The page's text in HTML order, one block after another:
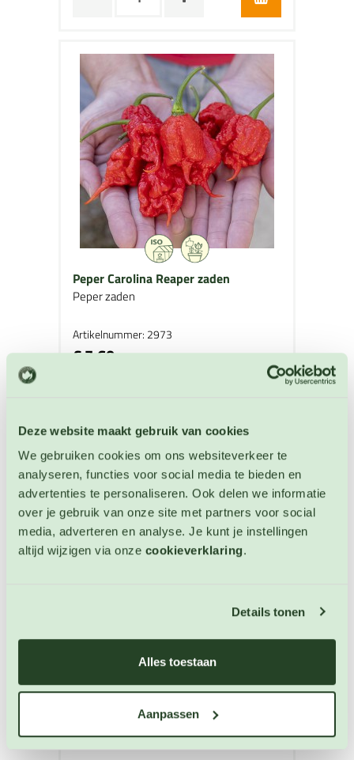
Deze website maakt gebruik van cookies
We gebruiken cookies om ons websiteverkeer te
analyseren, functies voor social media te bieden en
advertenties te personaliseren. Ook delen we informatie
over je gebruik van onze site met partners voor social
media, adverteren en analyse. Je kunt je instellingen
altijd wijzigen via onze cookieverklaring.
Details tonen
Alles toestaan
Aanpassen
Peper Carolina Reaper zaden
Peper zaden
Artikelnummer: 2973
€ 7,60
Peper Chinese 5 color
Peper zaden